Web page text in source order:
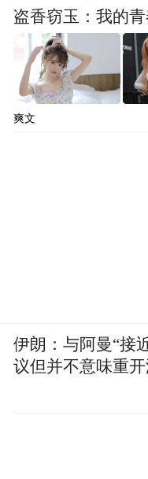
盗香窃玉：我的
爽文
伊朗：与阿曼“接
议但并不意味重